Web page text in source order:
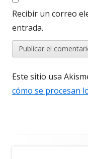
Recibir un correo
entrada.
Este sitio usa
cómo se procesan